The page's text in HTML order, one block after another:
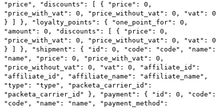
"price" , "discounts" : [ { "price" : 0 ,
"price_with_vat" : 0 , "price_without_vat" : 0 , "vat" : 0
}
}, "loyalty_points" : { "one_point_for" : 0 ,
"amount" : 0 , "discounts" : [ { "price" : 0 ,
"price_with_vat" : 0 , "price_without_vat" : 0 , "vat" : 0
}
}, "shipment" : { "id" : 0 , "code" : "code" , "name" :
"name" , "price" : 0 , "price_with_vat" : 0 ,
"price_without_vat" : 0 , "vat" : 0 , "affiliate_id" :
"affiliate_id" , "affiliate_name" : "affiliate_name" ,
"type" : "type" , "packeta_carrier_id" :
"packeta_carrier_id"
}, "payment" : { "id" : 0 , "code" :
"code" , "name" : "name" , "payment_method" :